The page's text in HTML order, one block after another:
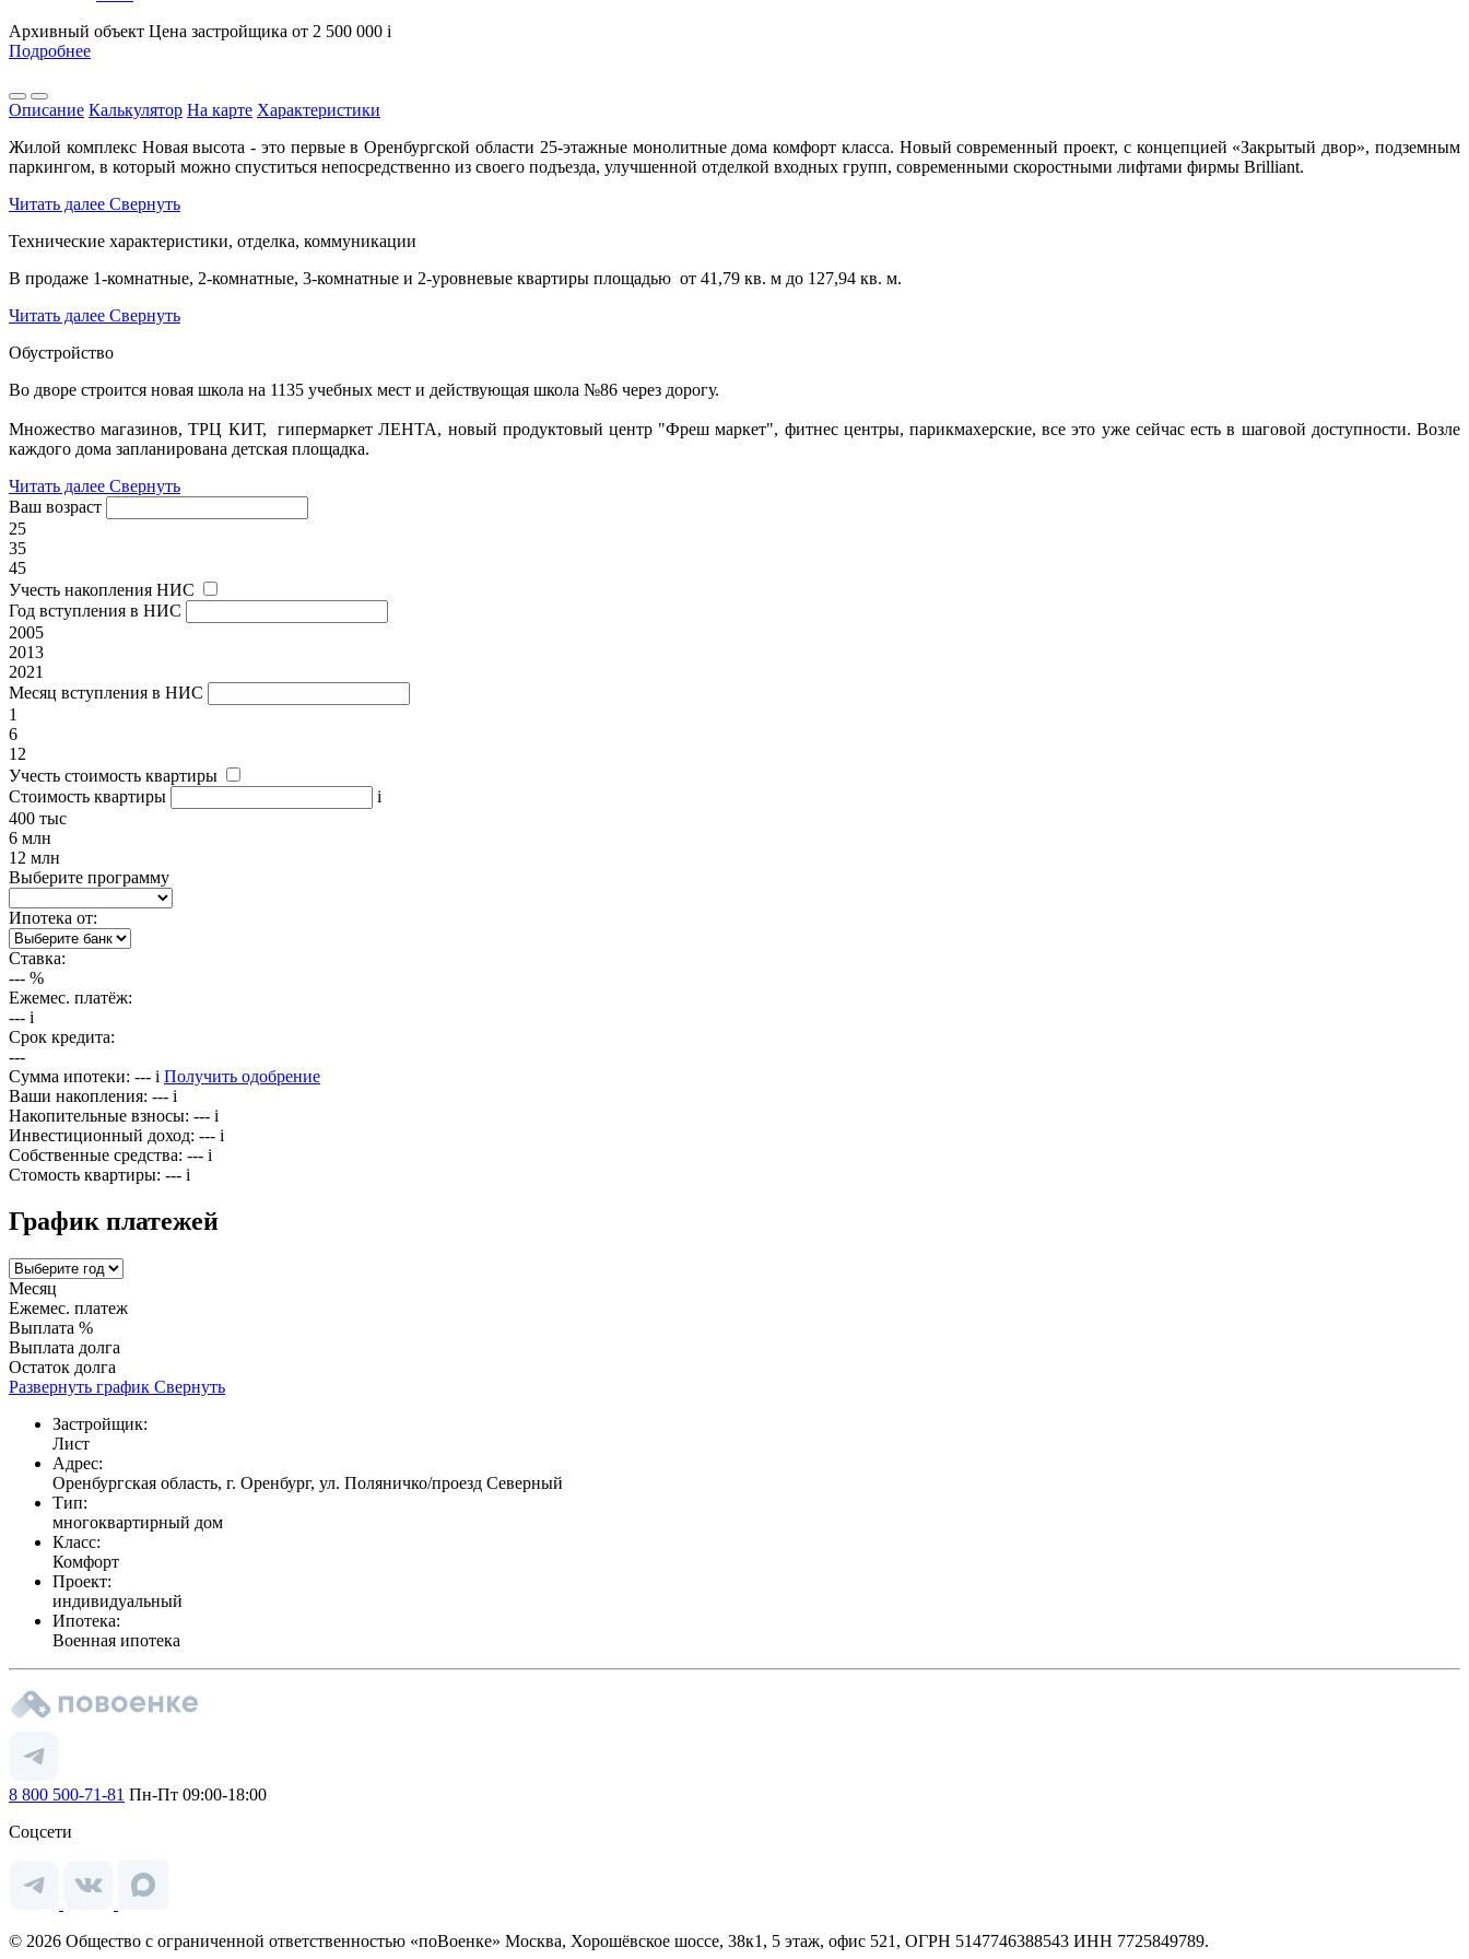
Архивный объект Цена застройщика от 2 500 000 i
Подробнее
Описание Калькулятор На карте Характеристики
Жилой комплекс Новая высота - это первые в Оренбургской области 25-этажные монолитные дома комфорт класса. Новый современный проект, с концепцией «Закрытый двор», подземным
паркингом, в который можно спуститься непосредственно из своего подъезда, улучшенной отделкой входных групп, современными скоростными лифтами фирмы Brilliant.
Читать далее Свернуть
Технические характеристики, отделка, коммуникации
В продаже 1-комнатные, 2-комнатные, 3-комнатные и 2-уровневые квартиры площадью от 41,79 кв. м до 127,94 кв. м.
Читать далее Свернуть
Обустройство
Во дворе строится новая школа на 1135 учебных мест и действующая школа №86 через дорогу.
Множество магазинов, ТРЦ КИТ, гипермаркет ЛЕНТА, новый продуктовый центр "Фреш маркет", фитнес центры, парикмахерские, все это уже сейчас есть в шаговой доступности. Возле
каждого дома запланирована детская площадка.
Читать далее Свернуть
Ваш возраст
25
35
45
Учесть накопления НИС
Год вступления в НИС
2005
2013
2021
Месяц вступления в НИС
1
6
12
Учесть стоимость квартиры
Стоимость квартиры
i
400 тыс
6 млн
12 млн
Выберите программу
Ипотека от:
Ставка:
--- %
Ежемес. платёж:
--- i
Срок кредита:
---
Сумма ипотеки: --- i Получить одобрение
Ваши накопления: --- i
Накопительные взносы: --- i
Инвестиционный доход: --- i
Собственные средства: --- i
Стомость квартиры: --- i
График платежей
Месяц
Ежемес. платеж
Выплата %
Выплата долга
Остаток долга
Развернуть график Свернуть
Застройщик:
Лист
Адрес:
Оренбургская область, г. Оренбург, ул. Поляничко/проезд Северный
Тип:
многоквартирный дом
Класс:
Комфорт
Проект:
индивидуальный
Ипотека:
Военная ипотека
8 800 500-71-81 Пн-Пт 09:00-18:00
Соцсети
© 2026 Общество с ограниченной ответственностью «поВоенке» Москва, Хорошёвское шоссе, 38к1, 5 этаж, офис 521, ОГРН 5147746388543 ИНН 7725849789.